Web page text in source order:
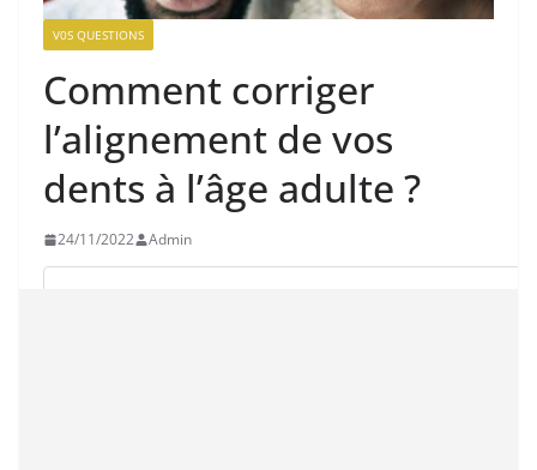
V0S QUESTIONS
Comment corriger
l’alignement de vos
dents à l’âge adulte ?
24/11/2022 Admin